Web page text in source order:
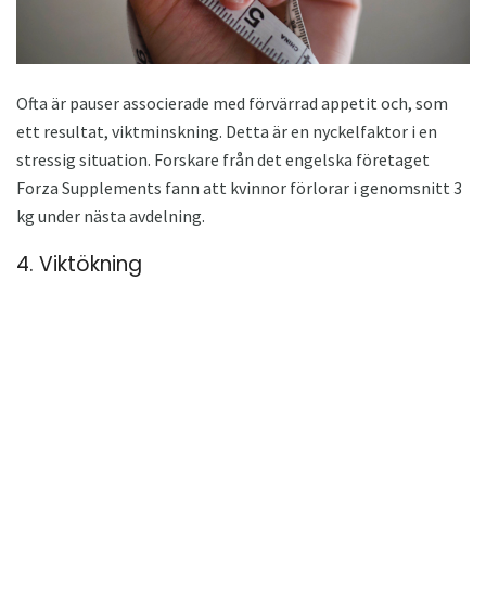
Ofta är pauser associerade med förvärrad appetit och, som
ett resultat, viktminskning. Detta är en nyckelfaktor i en
stressig situation. Forskare från det engelska företaget
Forza Supplements fann att kvinnor förlorar i genomsnitt 3
kg under nästa avdelning.
4. Viktökning